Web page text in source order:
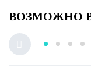
ВОЗМОЖНО